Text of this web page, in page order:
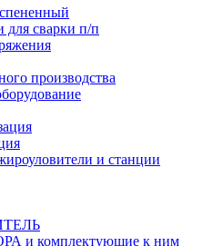
для сварки п/п
производства
и станции
и комплектующие к ним